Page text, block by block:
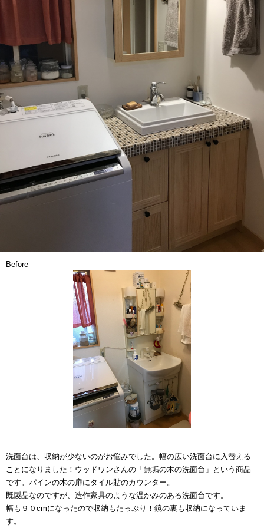
Before
洗面台は、収納が少ないのがお悩みでした。幅の広い洗面台に入替える
ことになりました！ウッドワンさんの「無垢の木の洗面台」という商品
です。パインの木の扉にタイル貼のカウンター。
既製品なのですが、造作家具のような温かみのある洗面台です。
幅も９０cmになったので収納もたっぷり！鏡の裏も収納になっていま
す。